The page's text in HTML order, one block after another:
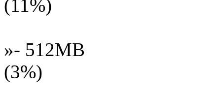
(11%)
»- 512MB
(3%)